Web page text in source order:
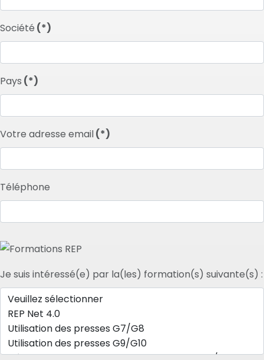
Société (*)
Pays (*)
Votre adresse email(*)
Téléphone
Je suis intéressé(e) par la(les) formation(s) suivante(s) :